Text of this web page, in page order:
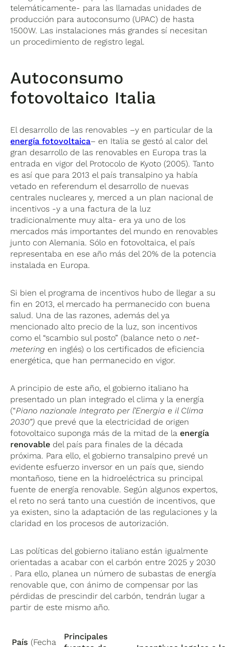
telemáticamente- para las llamadas unidades de
producción para autoconsumo (UPAC) de hasta
1500W. Las instalaciones más grandes sí necesitan
un procedimiento de registro legal.
Autoconsumo
fotovoltaico Italia
El desarrollo de las renovables –y en particular de la
energía fotovoltaica– en Italia se gestó al calor del
gran desarrollo de las renovables en Europa tras la
entrada en vigor del Protocolo de Kyoto (2005). Tanto
es así que para 2013 el país transalpino ya había
vetado en referendum el desarrollo de nuevas
centrales nucleares y, merced a un plan nacional de
incentivos -y a una factura de la luz
tradicionalmente muy alta- era ya uno de los
mercados más importantes del mundo en renovables
junto con Alemania. Sólo en fotovoltaica, el país
representaba en ese año más del 20% de la potencia
instalada en Europa.
Si bien el programa de incentivos hubo de llegar a su
fin en 2013, el mercado ha permanecido con buena
salud. Una de las razones, además del ya
mencionado alto precio de la luz, son incentivos
como el “scambio sul posto” (balance neto onet-
metering en inglés) o los certificados de eficiencia
energética, que han permanecido en vigor.
A principio de este año, el gobierno italiano ha
presentado un plan integrado el clima y la energía
(“Piano nazionale Integrato per l’Energia e il Clima
2030”) que prevé que la electricidad de origen
fotovoltaico suponga más de la mitad de laenergía
renovable del país para finales de la década
próxima. Para ello, el gobierno transalpino prevé un
evidente esfuerzo inversor en un país que, siendo
montañoso, tiene en la hidroeléctrica su principal
fuente de energía renovable. Según algunos expertos,
el reto no será tanto una cuestión de incentivos, que
ya existen, sino la adaptación de las regulaciones y la
claridad en los procesos de autorización.
Las políticas del gobierno italiano están igualmente
orientadas a acabar con el carbón entre 2025 y 2030
. Para ello, planea un número de subastas de energía
renovable que, con ánimo de compensar por las
pérdidas de prescindir del carbón, tendrán lugar a
partir de este mismo año.
País (Fecha
Principales